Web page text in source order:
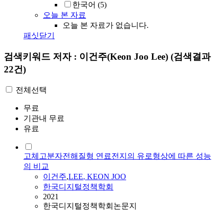
한국어 (5)
오늘 본 자료
오늘 본 자료가 없습니다.
패싯닫기
검색키워드 저자 : 이건주(Keon Joo Lee) (검색결과
22건)
전체선택
무료
기관내 무료
유료
고체고분자전해질형 연료전지의 유로형상에 따른 성능
의 비교
이건주,LEE, KEON JOO
한국디지털정책학회
2021
한국디지털정책학회논문지